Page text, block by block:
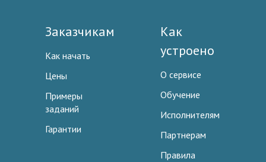
Заказчикам
Как начать
Цены
Примеры
заданий
Гарантии
Как
устроено
О сервисе
Обучение
Исполнителям
Партнерам
Правила